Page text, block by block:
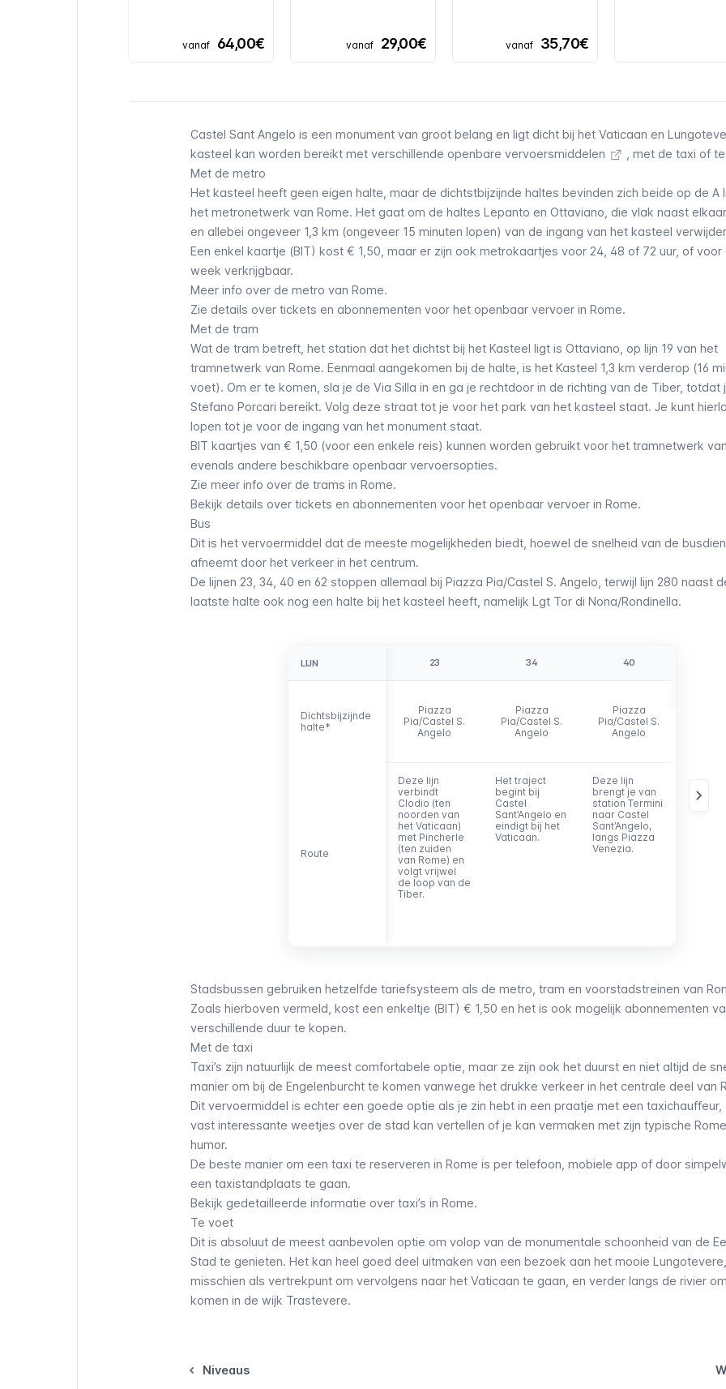
vanaf 64,00€ vanaf 29,00€ vanaf 35,70€
Castel Sant Angelo is een monument van groot belang en ligt dicht bij het Vaticaan en
kasteel kan worden bereikt met verschillende openbare vervoersmiddelen , met de taxi of
Met de metro
Het kasteel heeft geen eigen halte, maar de dichtstbijzijnde haltes bevinden zich beide op de A
het metronetwerk van Rome. Het gaat om de haltes Lepanto en Ottaviano, die vlak naast
en allebei ongeveer 1,3 km (ongeveer 15 minuten lopen) van de ingang van het kasteel
Een enkel kaartje (BIT) kost € 1,50, maar er zijn ook metrokaartjes voor 24, 48 of 72 uur, of voor
week verkrijgbaar.
Meer info over de metro van Rome.
Zie details over tickets en abonnementen voor het openbaar vervoer in Rome.
Met de tram
Wat de tram betreft, het station dat het dichtst bij het Kasteel ligt is Ottaviano, op lijn 19 van het
tramnetwerk van Rome. Eenmaal aangekomen bij de halte, is het Kasteel 1,3 km verderop (16
voet). Om er te komen, sla je de Via Silla in en ga je rechtdoor in de richting van de Tiber, totdat
Stefano Porcari bereikt. Volg deze straat tot je voor het park van het kasteel staat. Je kunt
lopen tot je voor de ingang van het monument staat.
BIT kaartjes van € 1,50 (voor een enkele reis) kunnen worden gebruikt voor het tramnetwerk van
evenals andere beschikbare openbaar vervoersopties.
Zie meer info over de trams in Rome.
Bekijk details over tickets en abonnementen voor het openbaar vervoer in Rome.
Bus
Dit is het vervoermiddel dat de meeste mogelijkheden biedt, hoewel de snelheid van de
afneemt door het verkeer in het centrum.
De lijnen 23, 34, 40 en 62 stoppen allemaal bij Piazza Pia/Castel S. Angelo, terwijl lijn 280 naast
laatste halte ook nog een halte bij het kasteel heeft, namelijk Lgt Tor di Nona/Rondinella.
LIJN
Dichtsbijzijnde
halte*
Route
LIJN 23 34 40
Dichtsbijzijnde
halte*
Piazza
Pia/Castel S.
Angelo
Piazza
Pia/Castel S.
Angelo
Piazza
Pia/Castel S.
Angelo
Route
Deze lijn
verbindt
Clodio (ten
noorden van
het Vaticaan)
met Pincherle
(ten zuiden
van Rome) en
volgt vrijwel
de loop van de
Tiber.
Het traject
begint bij
Castel
Sant’Angelo en
eindigt bij het
Vaticaan.
Deze lijn
brengt je van
station Termini
naar Castel
Sant’Angelo,
langs Piazza
Venezia.
station
Stadsbussen gebruiken hetzelfde tariefsysteem als de metro tram en voorstadstreinen van
Zoals hierboven vermeld, kost een enkeltje (BIT) € 1,50 en het is ook mogelijk abonnementen
verschillende duur te kopen.
Met de taxi
Taxi’s zijn natuurlijk de meest comfortabele optie, maar ze zijn ook het duurst en niet altijd de
manier om bij de Engelenburcht te komen vanwege het drukke verkeer in het centrale deel van
Dit vervoermiddel is echter een goede optie als je zin hebt in een praatje met een taxichauffeur,
vast interessante weetjes over de stad kan vertellen of je kan vermaken met zijn typische
humor.
De beste manier om een taxi te reserveren in Rome is per telefoon, mobiele app of door
een taxistandplaats te gaan.
Bekijk gedetailleerde informatie over taxi’s in Rome.
Te voet
Dit is absoluut de meest aanbevolen optie om volop van de monumentale schoonheid van de
Stad te genieten. Het kan heel goed deel uitmaken van een bezoek aan het mooie Lungotevere,
misschien als vertrekpunt om vervolgens naar het Vaticaan te gaan, en verder langs de rivier
komen in de wijk Trastevere.
Niveaus